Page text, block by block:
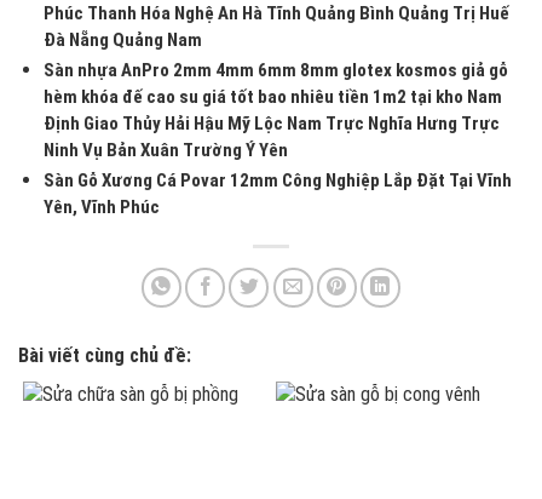
Phúc Thanh Hóa Nghệ An Hà Tĩnh Quảng Bình Quảng Trị Huế
Đà Nẵng Quảng Nam
Sàn nhựa AnPro 2mm 4mm 6mm 8mm glotex kosmos giả gỗ
hèm khóa đế cao su giá tốt bao nhiêu tiền 1m2 tại kho Nam
Định Giao Thủy Hải Hậu Mỹ Lộc Nam Trực Nghĩa Hưng Trực
Ninh Vụ Bản Xuân Trường Ý Yên
Sàn Gỗ Xương Cá Povar 12mm Công Nghiệp Lắp Đặt Tại Vĩnh
Yên, Vĩnh Phúc
Bài viết cùng chủ đề: